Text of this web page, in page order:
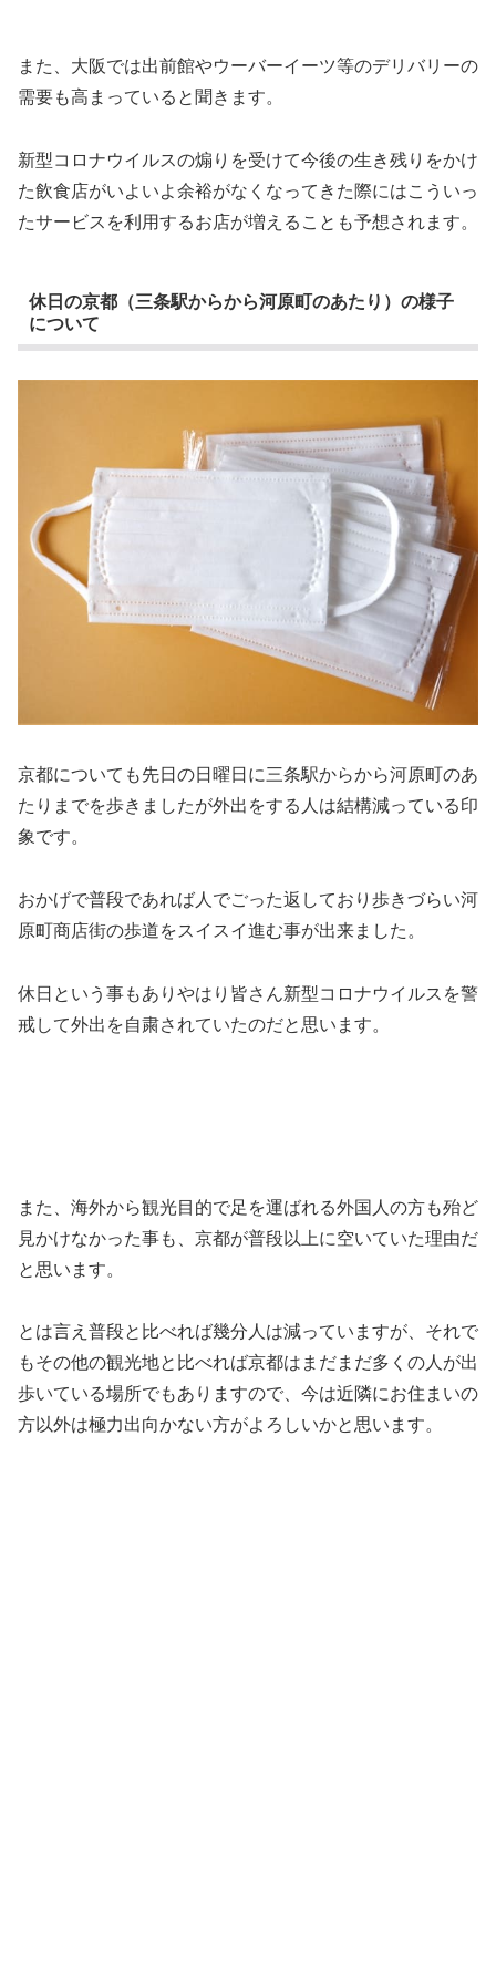
また、大阪では出前館やウーバーイーツ等のデリバリーの
需要も高まっていると聞きます。
新型コロナウイルスの煽りを受けて今後の生き残りをかけ
た飲食店がいよいよ余裕がなくなってきた際にはこういっ
たサービスを利用するお店が増えることも予想されます。
休日の京都（三条駅からから河原町のあたり）の様子
について
京都についても先日の日曜日に三条駅からから河原町のあ
たりまでを歩きましたが外出をする人は結構減っている印
象です。
おかげで普段であれば人でごった返しており歩きづらい河
原町商店街の歩道をスイスイ進む事が出来ました。
休日という事もありやはり皆さん新型コロナウイルスを警
戒して外出を自粛されていたのだと思います。
また、海外から観光目的で足を運ばれる外国人の方も殆ど
見かけなかった事も、京都が普段以上に空いていた理由だ
と思います。
とは言え普段と比べれば幾分人は減っていますが、それで
もその他の観光地と比べれば京都はまだまだ多くの人が出
歩いている場所でもありますので、今は近隣にお住まいの
方以外は極力出向かない方がよろしいかと思います。